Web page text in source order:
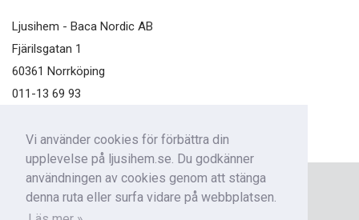
Vi använder cookies för förbättra din
upplevelse på ljusihem.se. Du godkänner
användningen av cookies genom att stänga
denna ruta eller surfa vidare på webbplatsen.
Ljusihem - Baca Nordic AB
Fjärilsgatan 1
60361 Norrköping
011-13 69 93
Nyhetsbrev